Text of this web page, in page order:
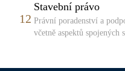
12
Stavební právo
Právní poradenství a
včetně aspektů